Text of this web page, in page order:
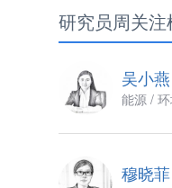
研究员周关注
吴小燕
能源 /
穆晓菲